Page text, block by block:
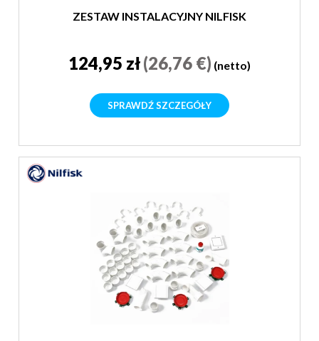
ZESTAW INSTALACYJNY NILFISK
124,95 zł(26,76 €) (netto)
SPRAWDŹ SZCZEGÓŁY